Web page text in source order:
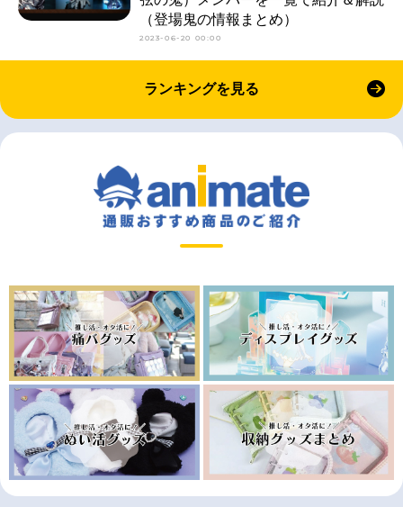
（登場鬼の情報まとめ）
2023-06-20 00:00
ランキングを見る